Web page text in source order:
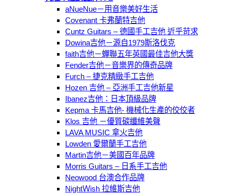
aNueNue－用音樂美好生活
Covenant 卡弗蘭特吉他
Cuntz Guitars – 德國手工吉他 近乎苛求
Dowina吉他－源自1979斯洛伐克
faith吉他－蟬聯五年英國最佳吉他大獎
Fender吉他－音樂界的傳奇品牌
Furch – 捷克精緻手工吉他
Hozen 吉他 – 亞洲手工吉他新星
Ibanez吉他：日本頂級品牌
Kepma 卡馬吉他- 機械化生產的佼佼者
Klos 吉他 －優質碳纖維美聲
LAVA MUSIC 拿火吉他
Lowden 愛爾蘭手工吉他
Martin吉他－美國百年品牌
Morris Guitars – 日系手工吉他
Neowood 台澳合作品牌
NightＷish 拉維斯吉他